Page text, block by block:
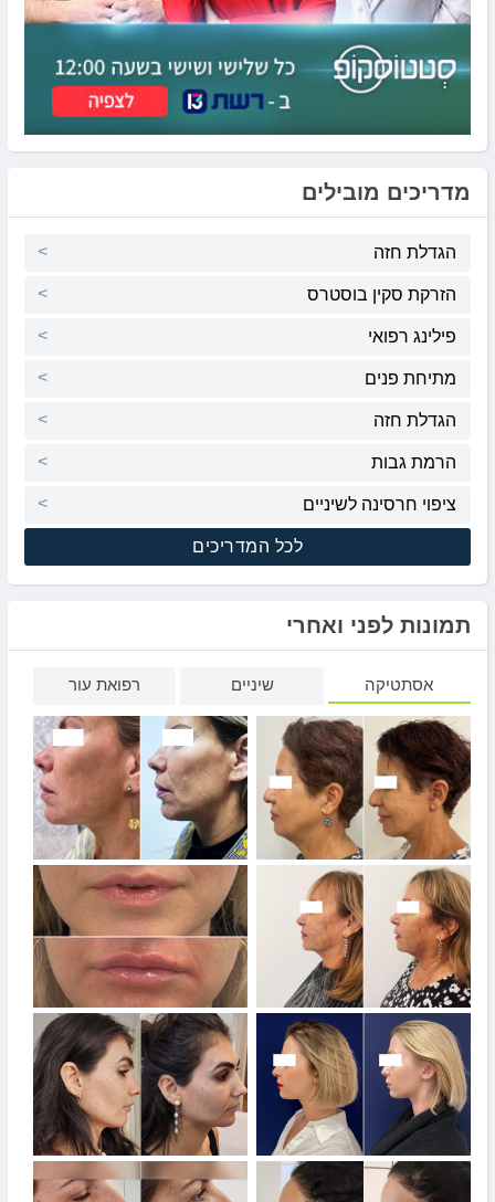
מדריכים מובילים
הגדלת חזה
הזרקת סקין בוסטרס
פילינג רפואי
מתיחת פנים
הגדלת חזה
הרמת גבות
ציפוי חרסינה לשיניים
לכל המדריכים
תמונות לפני ואחרי
אסתטיקה שיניים רפואת עור